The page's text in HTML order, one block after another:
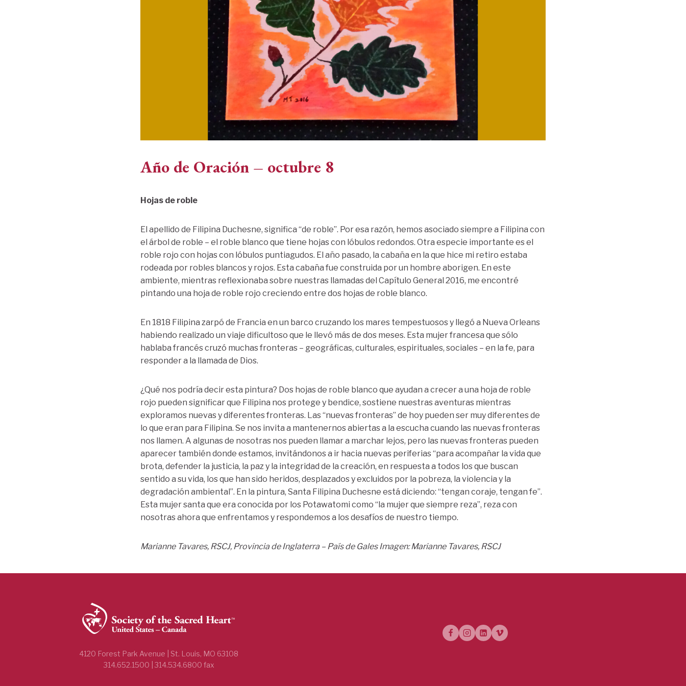
Año de Oración – octubre 8
Hojas de roble
El apellido de Filipina Duchesne, significa “de roble”. Por esa razón, hemos asociado siempre a Filipina con
el árbol de roble – el roble blanco que tiene hojas con lóbulos redondos. Otra especie importante es el
roble rojo con hojas con lóbulos puntiagudos. El año pasado, la cabaña en la que hice mi retiro estaba
rodeada por robles blancos y rojos. Esta cabaña fue construida por un hombre aborigen. En este
ambiente, mientras reflexionaba sobre nuestras llamadas del Capítulo General 2016, me encontré
pintando una hoja de roble rojo creciendo entre dos hojas de roble blanco.
En 1818 Filipina zarpó de Francia en un barco cruzando los mares tempestuosos y llegó a Nueva Orleans
habiendo realizado un viaje dificultoso que le llevó más de dos meses. Esta mujer francesa que sólo
hablaba francés cruzó muchas fronteras – geográficas, culturales, espirituales, sociales – en la fe, para
responder a la llamada de Dios.
¿Qué nos podría decir esta pintura? Dos hojas de roble blanco que ayudan a crecer a una hoja de roble
rojo pueden significar que Filipina nos protege y bendice, sostiene nuestras aventuras mientras
exploramos nuevas y diferentes fronteras. Las “nuevas fronteras” de hoy pueden ser muy diferentes de
lo que eran para Filipina. Se nos invita a mantenernos abiertas a la escucha cuando las nuevas fronteras
nos llamen. A algunas de nosotras nos pueden llamar a marchar lejos, pero las nuevas fronteras pueden
aparecer también donde estamos, invitándonos a ir hacia nuevas periferias “para acompañar la vida que
brota, defender la justicia, la paz y la integridad de la creación, en respuesta a todos los que buscan
sentido a su vida, los que han sido heridos, desplazados y excluidos por la pobreza, la violencia y la
degradación ambiental”. En la pintura, Santa Filipina Duchesne está diciendo: “tengan coraje, tengan fe”.
Esta mujer santa que era conocida por los Potawatomi como “la mujer que siempre reza”, reza con
nosotras ahora que enfrentamos y respondemos a los desafíos de nuestro tiempo.
Marianne Tavares, RSCJ, Provincia de Inglaterra – País de Gales Imagen: Marianne Tavares, RSCJ
4120 Forest Park Avenue | St. Louis, MO 63108
314.652.1500 | 314.534.6800 fax